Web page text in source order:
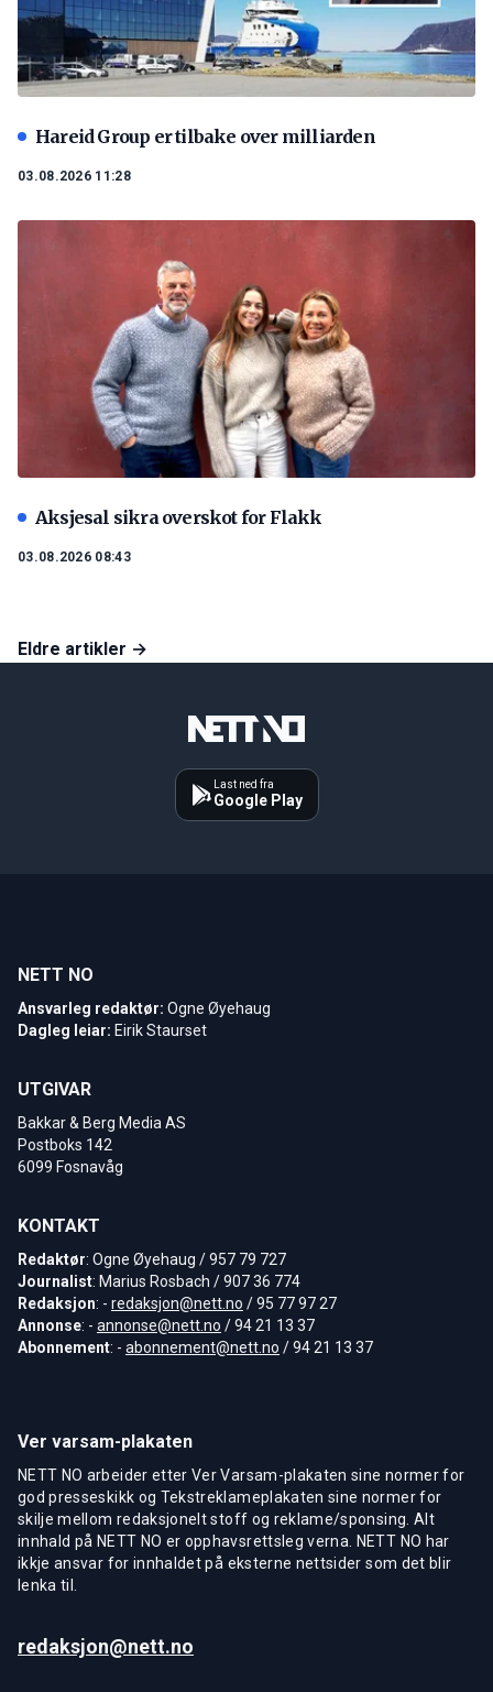
Hareid Group er tilbake over milliarden
03.08.2026 11:28
Aksjesal sikra overskot for Flakk
03.08.2026 08:43
Eldre artikler →
Last ned fra
Google Play
NETT NO
Ansvarleg redaktør: Ogne Øyehaug
Dagleg leiar: Eirik Staurset
UTGIVAR
Bakkar & Berg Media AS
Postboks 142
6099 Fosnavåg
KONTAKT
Redaktør: Ogne Øyehaug / 957 79 727
Journalist: Marius Rosbach / 907 36 774
Redaksjon: - redaksjon@nett.no / 95 77 97 27
Annonse: - annonse@nett.no / 94 21 13 37
Abonnement: - abonnement@nett.no / 94 21 13 37
Ver varsam-plakaten
NETT NO arbeider etter Ver Varsam-plakaten sine normer for
god presseskikk og Tekstreklameplakaten sine normer for
skilje mellom redaksjonelt stoff og reklame/sponsing. Alt
innhald på NETT NO er opphavsrettsleg verna. NETT NO har
ikkje ansvar for innhaldet på eksterne nettsider som det blir
lenka til.
redaksjon@nett.no